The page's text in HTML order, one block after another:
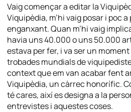
Vaig començar a editar la
Viquipèdia, m’hi vaig posar i poc
enganxant. Quan m’hi vaig
havia uns 40.000 o uns 50.000
estava per fer, i va ser un moment
trobades mundials de
context que em van acabar fent
Viquipèdia, un càrrec honorífic.
té cares, així es designa a la
entrevistes i aquestes coses.